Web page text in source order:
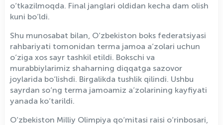
o‘tkazilmoqda. Final janglari oldidan kecha dam olish
kuni bo‘ldi.
Shu munosabat bilan, O‘zbekiston boks federatsiyasi
rahbariyati tomonidan terma jamoa a’zolari uchun
o‘ziga xos sayr tashkil etildi. Bokschi va
murabbiylarimiz shaharning diqqatga sazovor
joylarida bo‘lishdi. Birgalikda tushlik qilindi. Ushbu
sayrdan so‘ng terma jamoamiz a’zolarining kayfiyati
yanada ko‘tarildi.
O‘zbekiston Milliy Olimpiya qo‘mitasi raisi o‘rinbosari,